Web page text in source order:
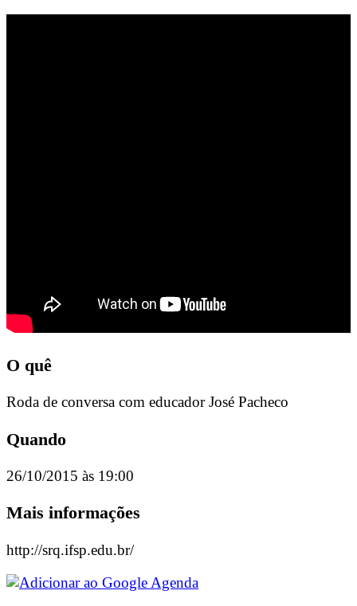
O quê
Roda de conversa com educador José Pacheco
Quando
26/10/2015 às 19:00
Mais informações
http://srq.ifsp.edu.br/